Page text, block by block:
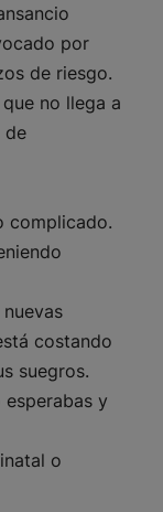
por
de riesgo.
no llega a
de
complicado.
costando
suegros.
y
o